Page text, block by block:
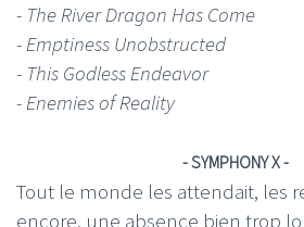
- The River Dragon Has Come
- Emptiness Unobstructed
- This Godless Endeavor
- Enemies of Reality
- SYMPHONY X -
Tout le monde les attendait, les
encore, une absence bien trop